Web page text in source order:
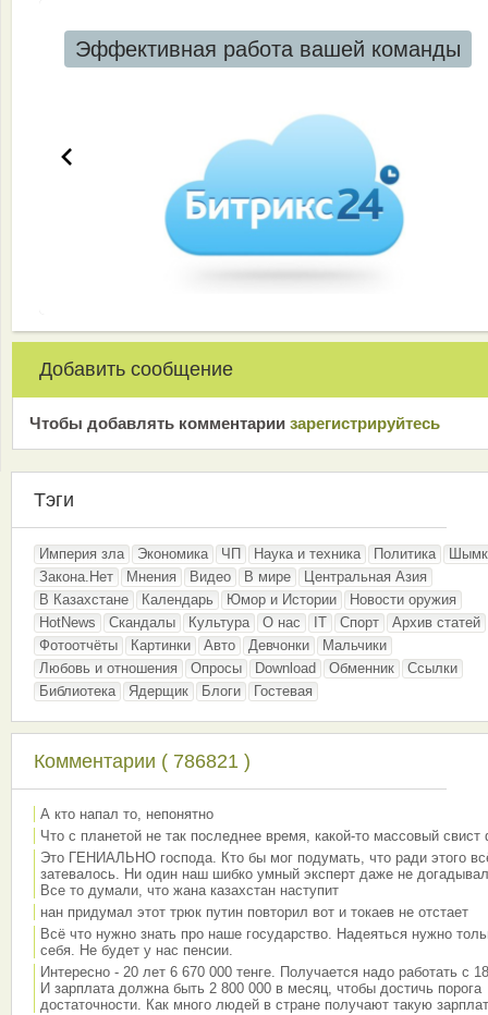
Эффективная работа вашей команды
Добавить сообщение
Чтобы добавлять комментарии зарeгиcтрирyйтeсь
Тэги
Империя зла Экономика ЧП Наука и техника Политика
Закона.Нет
Мнения Видео В мире
Центральная Азия
В Казахстане
Календарь Юмор и Истории
Новости оружия
HotNews
Скандалы Культура О нас IT Спорт
Архив статей
Фотоотчёты
Картинки Авто Девчонки
Мальчики
Любовь и отношения
Опросы Download Обменник
Ссылки
Библиотека
Ядерщик Блоги Гостевая
Комментарии ( 786821 )
А кто напал то, непонятно
Что с планетой не так последнее время, какой-то массовый свист
Это ГЕНИАЛЬНО господа. Кто бы мог подумать, что ради этого
затевалось. Ни один наш шибко умный эксперт даже не
Все то думали, что жана казахстан наступит
нан придумал этот трюк путин повторил вот и токаев не отстает
Всё что нужно знать про наше государство. Надеяться нужно
себя. Не будет у нас пенсии.
Интересно - 20 лет 6 670 000 тенге. Получается надо работать с
И зарплата должна быть 2 800 000 в месяц, чтобы достичь порога
достаточности. Как много людей в стране получают такую